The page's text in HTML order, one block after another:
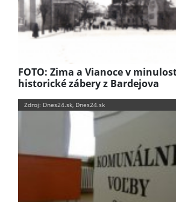
FOTO: Zima a Vianoce v
historické zábery z Bardejova
Zdroj: Dnes24.sk, Dnes24.sk